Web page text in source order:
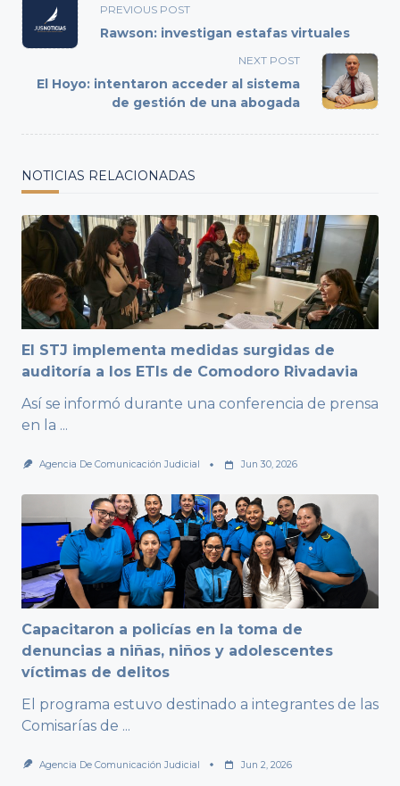
class="nav-
subtitle
reader-
text">Page</span>
PREVIOUS POST
Rawson: investigan estafas virtuales
NEXT POST
El Hoyo: intentaron acceder al sistema
de gestión de una abogada
NOTICIAS RELACIONADAS
El STJ implementa medidas surgidas de
auditoría a los ETIs de Comodoro Rivadavia
Así se informó durante una conferencia de prensa
en la ...
Agencia De Comunicación Judicial Jun 30, 2026
Capacitaron a policías en la toma de
denuncias a niñas, niños y adolescentes
víctimas de delitos
El programa estuvo destinado a integrantes de las
Comisarías de ...
Agencia De Comunicación Judicial Jun 2, 2026